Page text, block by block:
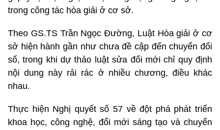
trong công tác hòa giải ở cơ sở.
Theo GS.TS Trần Ngọc Đường, Luật Hòa giải ở cơ
sở hiện hành gần như chưa đề cập đến chuyển đổi
số, trong khi dự thảo luật sửa đổi mới chỉ quy định
nội dung này rải rác ở nhiều chương, điều khác
nhau.
Thực hiện Nghị quyết số 57 về đột phá phát triển
khoa học, công nghệ, đổi mới sáng tạo và chuyển